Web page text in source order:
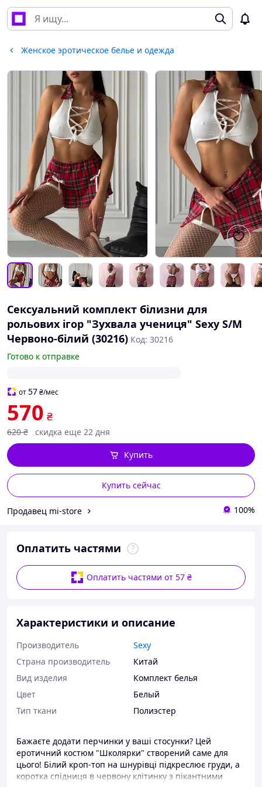
Женское эротическое белье и одежда
Сексуальний комплект білизни для
рольових ігор "Зухвала учениця" Sexy S/M
Червоно-білий (30216) Код: 30216
Готово к отправке
от57₴/мес
570 ₴
620 ₴ скидка еще 22 дня
Купить сейчас
Купить
Продавец mi-store 100%
Оплатить частями
Оплатить частями от 57 ₴
Характеристики и описание
Производитель
Sexy
Страна производитель
Китай
Вид изделия
Комплект белья
Цвет
Белый
Тип ткани
Полиэстер
Бажаєте додати перчинки у ваші стосунки? Цей
еротичний костюм "Школярки" створений саме для
цього! Білий кроп-топ на шнурівці підкреслює груди, а
коротка спідниця в червону клітинку з пікантними